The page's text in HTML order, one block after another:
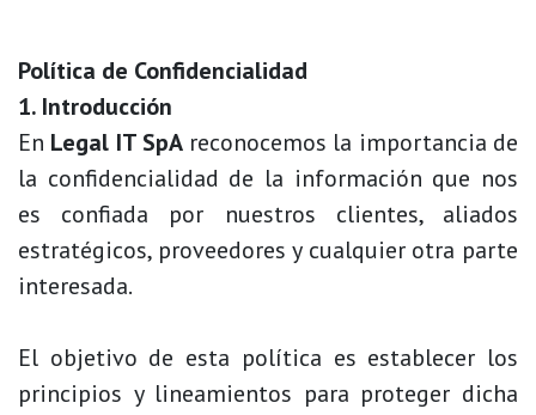
Política de Confidencialidad
1. Introducción
En Legal IT SpAreconocemos la importancia de
la confidencialidad de la información que nos
es confiada por nuestros clientes, aliados
estratégicos, proveedores y cualquier otra parte
interesada.
El objetivo de esta política es establecer los
principios y lineamientos para proteger dicha